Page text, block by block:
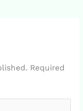
Required